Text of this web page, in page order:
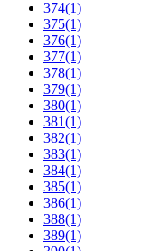
374(1)
375(1)
376(1)
377(1)
378(1)
379(1)
380(1)
381(1)
382(1)
383(1)
384(1)
385(1)
386(1)
388(1)
389(1)